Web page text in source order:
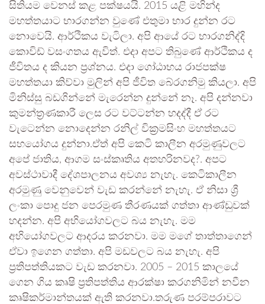
සිතියම වෙනස් කළ පක්ෂයයි. 2015 යළි මහින්ද
මහත්තයාට භාරගන්න වුණේ එතුමා භාර දුන්න රට
නොවෙයි. ආර්ථිකය වැටිලා. අපි ආයේ රට භාරගනිද්දි
කොවිඩ් වසංගතය ඇවිත්. එදා අපට තිබුණේ ආර්ථිකය ද
ජීවිතය ද කියන ප්‍රශ්නය. එදා ගෝඨාභය රාජපක්ෂ
මහත්තයා කිව්වා මුලින් අපි ජීවිත බේරගනිමු කියලා. අපි
මිනිස්සු බඩගින්නේ මැරෙන්න දුන්නේ නෑ. අපි දන්නවා
කුමන්ත්‍රණකාරී ලෙස රට වට්ටන්න හදද්දී ඒ රට
වැටෙන්න නොදෙන්න රනිල් වික්‍රමසිංහ මහත්තයට
සහයෝගය දුන්නා.ඒත් අපි කෙටි කාලීන අරමුණුවලට
අපේ ජාතිය, ආගම සංස්කෘතිය අතහරිනවද?. අපට
අවස්ථාවාදී දේශපාලනය අවශ්‍ය නැහැ. කෙටිකාලීන
අරමුණු වෙනුවෙන් වැඩ කරන්නේ නැහැ. ඒ නිසා ශ්‍රී
ලංකා පොදු ජන පෙරමුණ තීරණයක් ගත්තා ආණ්ඩුවක්
හදන්න. අපි අභියෝගවලට බය නැහැ. මම
අභියෝගවලට ආදරය කරනවා. මම මගේ තාත්තාගෙන්
ඒවා ඉගෙන ගත්තා. අපි මඩවලට බය නැහැ. අපි
ප්‍රතිපත්තියකට වැඩ කරනවා. 2005 – 2015 කාලයේ
ගෙන ගිය කෘෂි ප්‍රතිපත්තිය ආරක්ෂා කරගනිමින් නවීන
කෘෂිකර්මාන්තයක් ඇති කරනවා.තරුණ පරම්පරාවට